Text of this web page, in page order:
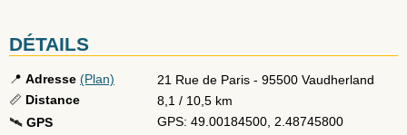
DÉTAILS
📍 Adresse (Plan) 21 Rue de Paris - 95500 Vaudherland
📏 Distance 8,1 / 10,5 km
🛰️ GPS
GPS: 49.00184500, 2.48745800